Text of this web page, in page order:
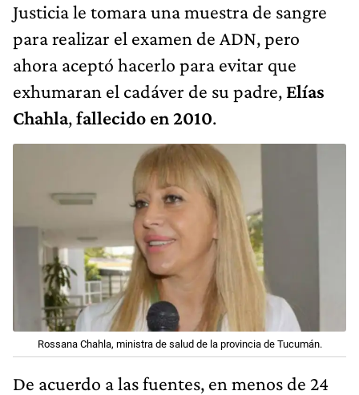
Justicia le tomara una muestra de sangre
para realizar el examen de ADN, pero
ahora aceptó hacerlo para evitar que
exhumaran el cadáver de su padre, Elías
Chahla,fallecido en 2010.
Rossana Chahla, ministra de salud de la provincia de Tucumán.
De acuerdo a las fuentes, en menos de 24